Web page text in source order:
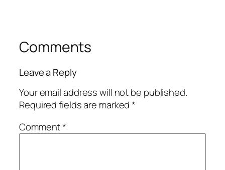
Comments
Leave a Reply
Your email address will not be published.
Required fields are marked*
Comment*